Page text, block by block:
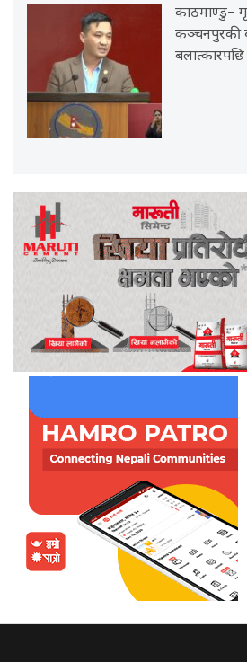
काठमाण्डु–
कञ्चनपुरकी
बलात्कारपछि